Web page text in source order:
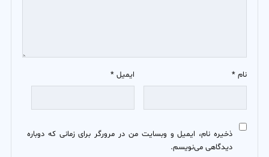
نام * ایمیل *
ذخیره نام، ایمیل و وبسایت من در مرورگر برای زمانی که دوباره
دیدگاهی می‌نویسم.